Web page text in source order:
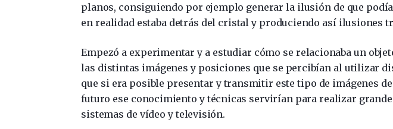
planos, consiguiendo por ejemplo generar la ilusión de que
en realidad estaba detrás del cristal y produciendo así ilusiones
Empezó a experimentar y a estudiar cómo se relacionaba un
las distintas imágenes y posiciones que se percibían al utilizar
que si era posible presentar y transmitir este tipo de imágenes
futuro ese conocimiento y técnicas servirían para realizar
sistemas de vídeo y televisión.